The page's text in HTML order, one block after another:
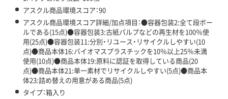
アスクル商品環境スコア：90
アスクル商品環境スコア詳細/加点項目：●容器包装2:全て段ボー
ルである(15点)●容器包装3:古紙パルプなどの再生材を100％使
用(25点)●容器包装11:分別・リユース・リサイクルしやすい(10
点)●商品本体16:バイオマスプラスチックを10％以上25％未満
使用(10点)●商品本体19:原料に認証を取得している商品(20
点)●商品本体21:単一素材でリサイクルしやすい(5点)●商品本
体23:詰め替えの用意がある商品(5点)
タイプ：箱入り